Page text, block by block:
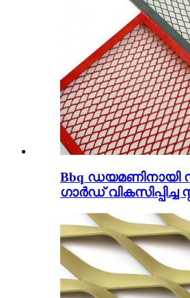
Bbq ഡയമണിനായി
ഗാർഡ് വികസിപ്പിച്ച